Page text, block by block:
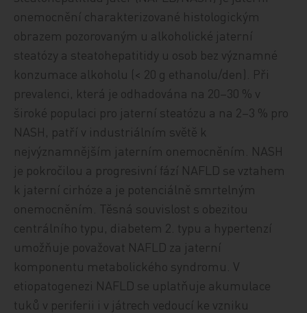
onemocnění charakterizované histologickým
obrazem pozorovaným u alkoholické jaterní
steatózy a steatohepatitidy u osob bez významné
konzumace alkoholu (< 20 g ethanolu/den). Při
prevalenci, která je odhadována na 20–30 % v
široké populaci pro jaterní steatózu a na 2–3 % pro
NASH, patří v industriálním světě k
nejvýznamnějším jaterním onemocněním. NASH
je pokročilou a progresivní fází NAFLD se vztahem
k jaterní cirhóze a je potenciálně smrtelným
onemocněním. Těsná souvislost s obezitou
centrálního typu, diabetem 2. typu a hypertenzí
umožňuje považovat NAFLD za jaterní
komponentu metabolického syndromu. V
etiopatogenezi NAFLD se uplatňuje akumulace
tuků v periferii i v játrech vedoucí ke vzniku